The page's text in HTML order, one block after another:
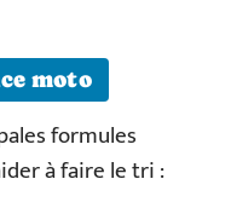
moto
formules
à faire le tri :